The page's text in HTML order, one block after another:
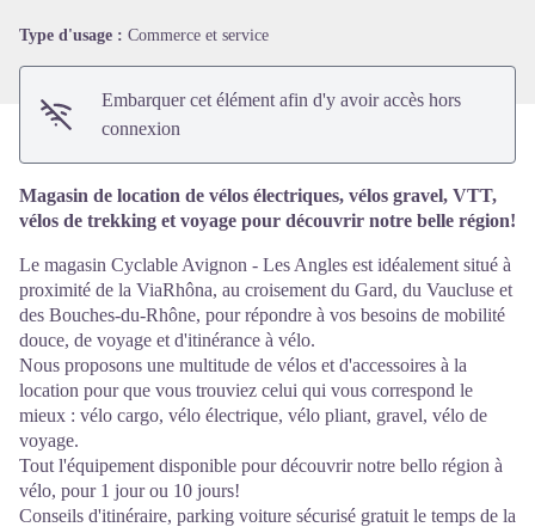
Type d'usage : Commerce et service
Embarquer cet élément afin d'y avoir accès hors
connexion
Magasin de location de vélos électriques, vélos gravel, VTT,
vélos de trekking et voyage pour découvrir notre belle région!
Le magasin Cyclable Avignon - Les Angles est idéalement situé à
proximité de la ViaRhôna, au croisement du Gard, du Vaucluse et
des Bouches-du-Rhône, pour répondre à vos besoins de mobilité
douce, de voyage et d'itinérance à vélo.
Nous proposons une multitude de vélos et d'accessoires à la
location pour que vous trouviez celui qui vous correspond le
mieux : vélo cargo, vélo électrique, vélo pliant, gravel, vélo de
voyage.
Tout l'équipement disponible pour découvrir notre bello région à
vélo, pour 1 jour ou 10 jours!
Conseils d'itinéraire, parking voiture sécurisé gratuit le temps de la